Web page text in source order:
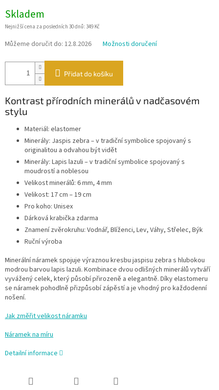
cena:
Skladem
Nejnižší cena za posledních 30 dnů: 349 Kč
Můžeme doručit do: 12.8.2026 Možnosti doručení
Přidat do košíku
Kontrast přírodních minerálů v nadčasovém
stylu
Materiál: elastomer
Minerály: Jaspis zebra – v tradiční symbolice spojovaný s
originalitou a odvahou být vidět
Minerály: Lapis lazuli – v tradiční symbolice spojovaný s
moudrostí a noblesou
Velikost minerálů: 6 mm, 4 mm
Velikost: 17 cm – 19 cm
Pro koho: Unisex
Dárková krabička zdarma
Znamení zvěrokruhu: Vodnář, Blíženci, Lev, Váhy, Střelec, Býk
Ruční výroba
Minerální náramek spojuje výraznou kresbu jaspisu zebra s hlubokou
modrou barvou lapis lazuli. Kombinace dvou odlišných minerálů vytváří
vyvážený celek, který působí přirozeně a elegantně. Díky elastomeru
se náramek pohodlně přizpůsobí zápěstí a je vhodný pro každodenní
nošení.
Jak změřit velikost náramku
Náramek na míru
Detailní informace